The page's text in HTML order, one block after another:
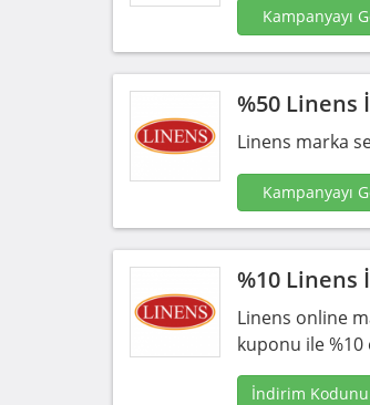
Kampanyayı
%50 Linens
Linens marka
Kampanyayı
%10 Linens
Linens online
kuponu ile
İndirim